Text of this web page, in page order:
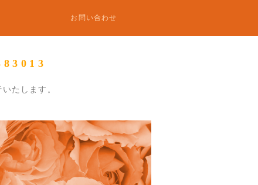
たします 。
お問い合わせ